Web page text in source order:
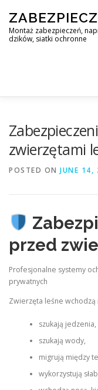
content
Montaż zabezpieczeń,
dzików, siatki ochronne
KONTAKT
zwierzętami
POSTED ON JUNE 14,
przed
Profesjonalne systemy
prywatnych
Zwierzęta leśne
szukają jedzenia,
szukają wody,
migrują między
wykorzystują